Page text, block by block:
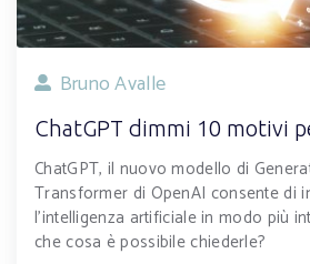
Bruno Avalle
ChatGPT dimmi 10 motivi
ChatGPT, il nuovo modello di
Transformer di OpenAI consente di
l’intelligenza artificiale in modo più
che cosa è possibile chiederle?